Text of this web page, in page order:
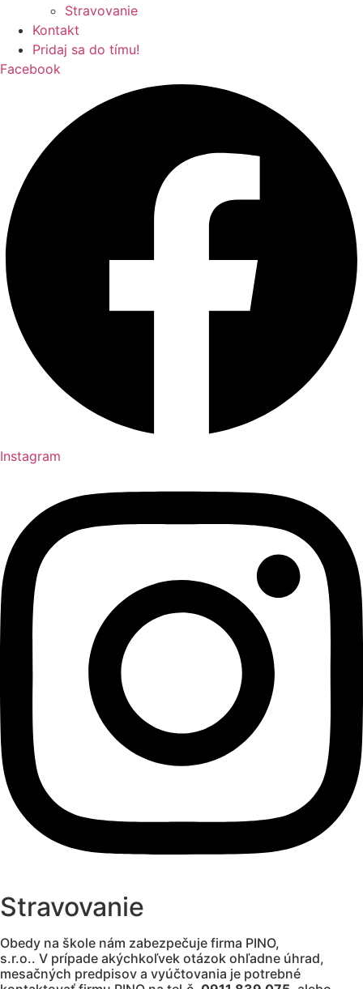
Stravovanie
Kontakt
Pridaj sa do tímu!
Facebook
Instagram
Stravovanie
Obedy na škole nám zabezpečuje firma PINO,
s.r.o.. V prípade akýchkoľvek otázok ohľadne úhrad,
mesačných predpisov a vyúčtovania je potrebné